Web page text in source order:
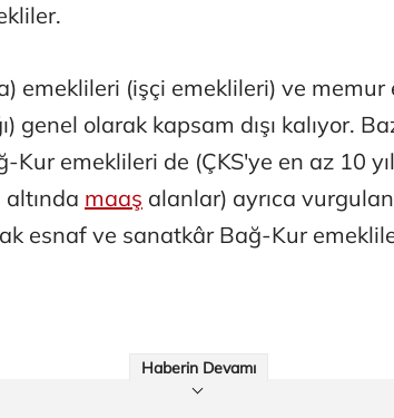
emeklileri (işçi emeklileri) ve memur
genel olarak kapsam dışı kalıyor.
Kur emeklileri de (ÇKS'ye en az 10 yıl
altında maaş alanlar) ayrıca
esnaf ve sanatkâr Bağ-Kur
Haberin Devamı